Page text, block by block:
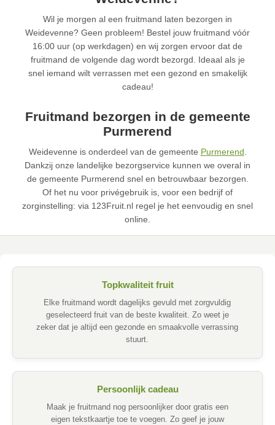
Wil je morgen al een fruitmand laten bezorgen in
Weidevenne? Geen probleem! Bestel jouw fruitmand vóór
16:00 uur (op werkdagen) en wij zorgen ervoor dat de
fruitmand de volgende dag wordt bezorgd. Ideaal als je
snel iemand wilt verrassen met een gezond en smakelijk
cadeau!
Fruitmand bezorgen in de gemeente
Purmerend
Weidevenne is onderdeel van de gemeente Purmerend.
Dankzij onze landelijke bezorgservice kunnen we overal in
de gemeente Purmerend snel en betrouwbaar bezorgen.
Of het nu voor privégebruik is, voor een bedrijf of
zorginstelling: via 123Fruit.nl regel je het eenvoudig en snel
online.
Topkwaliteit fruit
Elke fruitmand wordt dagelijks gevuld met zorgvuldig
geselecteerd fruit van de beste kwaliteit. Zo weet je
zeker dat je altijd een gezonde en smaakvolle verrassing
stuurt.
Persoonlijk cadeau
Maak je fruitmand nog persoonlijker door gratis een
eigen tekstkaartje toe te voegen. Zo geef je jouw